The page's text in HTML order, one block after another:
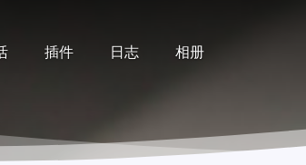
插件 日志 相册